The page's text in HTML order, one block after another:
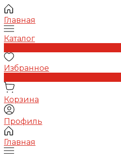
Главная
Каталог
Избранное
Корзина
Профиль
Главная